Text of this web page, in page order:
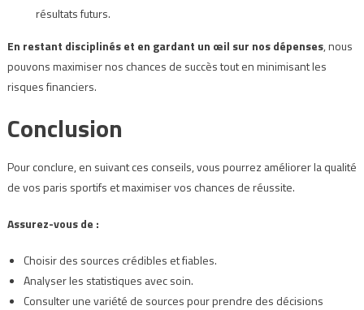
résultats futurs.
En restant disciplinés et en gardant un œil sur nos dépenses, nous
pouvons maximiser nos chances de succès tout en minimisant les
risques financiers.
Conclusion
Pour conclure, en suivant ces conseils, vous pourrez améliorer la qualité
de vos paris sportifs et maximiser vos chances de réussite.
Assurez-vous de :
Choisir des sources crédibles et fiables.
Analyser les statistiques avec soin.
Consulter une variété de sources pour prendre des décisions